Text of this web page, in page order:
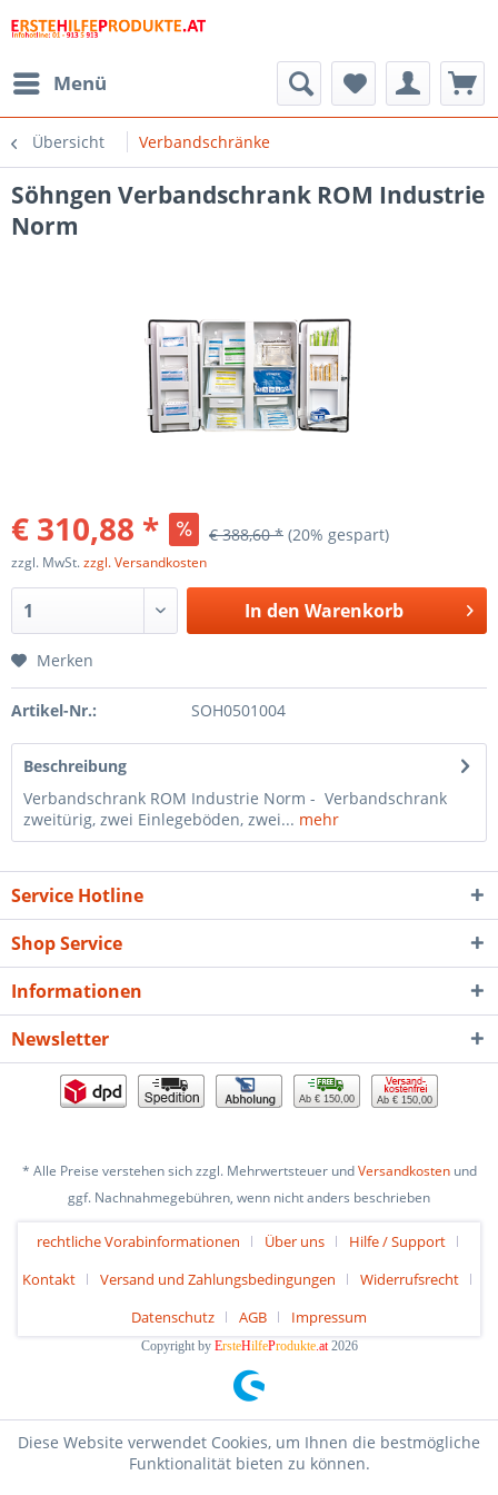
Menü
Übersicht Verbandschränke
Söhngen Verbandschrank ROM Industrie
Norm
€ 310,88 * € 388,60 * (20% gespart)
zzgl. MwSt.zzgl. Versandkosten
In den Warenkorb
Merken
Artikel-Nr.: SOH0501004
Beschreibung
Verbandschrank ROM Industrie Norm - Verbandschrank
zweitürig, zwei Einlegeböden, zwei... mehr
Service Hotline
Shop Service
Informationen
Newsletter
Ab € 150,00 Ab € 150,00
* Alle Preise verstehen sich zzgl. Mehrwertsteuer undVersandkostenund
ggf. Nachnahmegebühren, wenn nicht anders beschrieben
rechtliche Vorabinformationen Über uns
Hilfe / Support
Kontakt
Versand und Zahlungsbedingungen
Widerrufsrecht
Datenschutz
AGB Impressum
Copyright by ErsteHilfeProdukte.at2026
Diese Website verwendet Cookies, um Ihnen die bestmögliche
Funktionalität bieten zu können.